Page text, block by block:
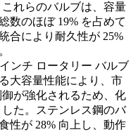
れらのバルブは、容量
数のほぼ 19% を占めて
合により耐久性が 25%
ンチ ロータリー バルブ
大容量性能により、市
が強化されるため、化
た。ステンレス鋼のバ
性が 28% 向上し、動作